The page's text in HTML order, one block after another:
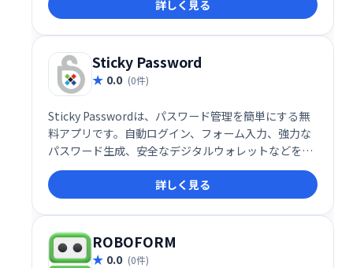
を跨いでのシームレスな操作性と、権限管理機能で、
安全で効率的なパスワード管理を実現します。 個人情
報や企業秘密の保護に最適です。
詳しく見る
Sticky Password
0.0 (0件)
Sticky Passwordは、パスワード管理を簡単にする無
料アプリです。自動ログイン、フォーム入力、強力な
パスワード生成、安全なデジタルウォレットなどを提
供します。複数のデバイスでの同期は有料版のみです
が、1台のデバイスでの利用には無料版で十分です。
安全なパスワード管理を簡単に始めたい方におすすめ
です。
詳しく見る
ROBOFORM
0.0 (0件)